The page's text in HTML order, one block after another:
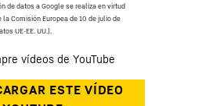
de datos a Google se realiza en virtud
Comisión Europea de 10 de julio de
UE-EE. UU.).